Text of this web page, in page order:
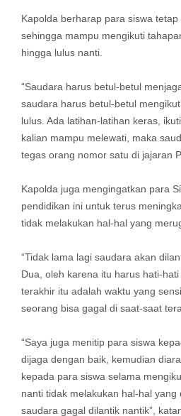
Kapolda berharap para siswa
sehingga mampu mengikuti
hingga lulus nanti.
“Saudara harus betul-betul
saudara harus betul-betul
lulus. Ada latihan-latihan keras,
kalian mampu melewati, maka
tegas orang nomor satu di jajaran
Kapolda juga mengingatkan para
pendidikan ini untuk terus
tidak melakukan hal-hal yang
“Tidak lama lagi saudara akan
Dua, oleh karena itu harus hati-
terakhir itu adalah waktu yang
seorang bisa gagal di saat-saat
“Saya juga menitip para siswa
dijaga dengan baik, kemudian
kepada para siswa selama
nanti tidak melakukan hal-hal yang
saudara gagal dilantik nantik”,